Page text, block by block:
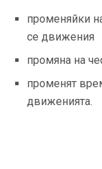
променяйки
се движения
промяна на
променят
движенията.